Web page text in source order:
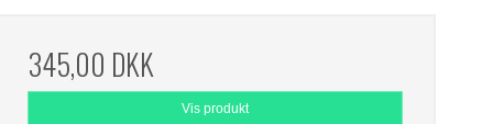
345,00 DKK
Vis produkt